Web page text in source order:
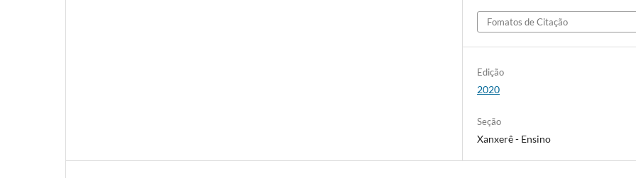
Fomatos de Citação
Edição
2020
Seção
Xanxerê - Ensino